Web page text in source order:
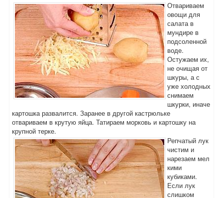
Отвариваем
овощи для
салата в
мундире в
подсоленной
воде.
Остужаем их,
не очищая от
шкуры, а с
уже холодных
снимаем
шкурки, иначе
картошка развалится. Заранее в другой кастрюльке
отвариваем в крутую яйца. Татираем морковь и картошку на
крупной терке.
Репчатый лук
чистим и
нарезаем мел
кими
кубиками.
Если лук
слишком